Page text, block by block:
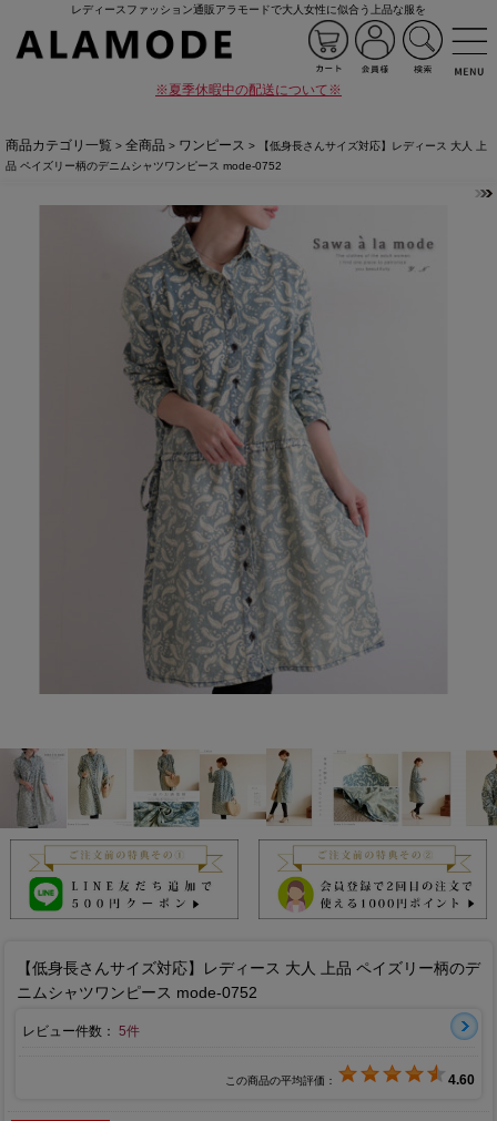
レディースファッション通販アラモードで大人女性に似合う上品な服を
※夏季休暇中の配送について※
商品カテゴリ一覧 > 全商品 > ワンピース > 【低身長さんサイズ対応】レディース 大人 上
品 ペイズリー柄のデニムシャツワンピース mode-0752
【低身長さんサイズ対応】レディース 大人 上品 ペイズリー柄のデ
ニムシャツワンピース mode-0752
レビュー件数： 5件
この商品の平均評価： 4.60